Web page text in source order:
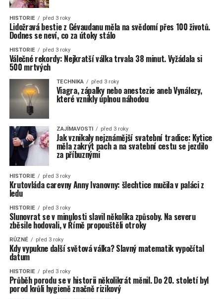
HISTORIE před 3 roky
Lidožravá bestie z Gévaudanu měla na svědomí přes 100 životů.
Dodnes se neví, co za útoky stálo
HISTORIE před 3 roky
Válečné rekordy: Nejkratší válka trvala 38 minut. Vyžádala si
500 mrtvých
TECHNIKA před 3 roky
Viagra, zápalky nebo anestezie aneb Vynálezy,
které vznikly úplnou náhodou
ZAJÍMAVOSTI před 3 roky
Jak vznikaly nejznámější svatební tradice: Kytice
měla zakrýt pach a na svatební cestu se jezdilo
za příbuznými
HISTORIE před 3 roky
Krutovláda carevny Anny Ivanovny: šlechtice mučila v paláci z
ledu
HISTORIE před 3 roky
Slunovrat se v minulosti slavil několika způsoby. Na severu
zběsile hodovali, v Římě propouštěli otroky
RŮZNÉ před 3 roky
Kdy vypukne další světová válka? Slavný matematik vypočítal
datum
HISTORIE před 3 roky
Průběh porodu se v historii několikrát měnil. Do 20. století byl
porod kvůli hygieně značně rizikový